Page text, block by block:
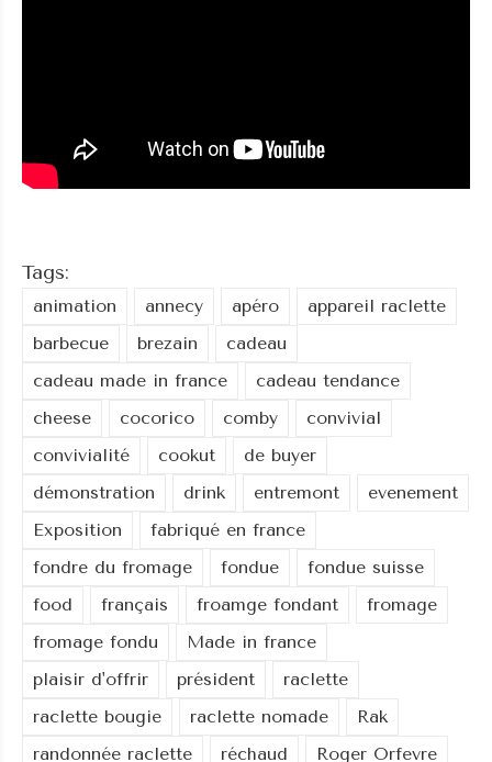
Tags:
animation annecy apéro
appareil raclette
barbecue
brezain
cadeau
cadeau made in france
cadeau tendance
cheese
cocorico comby
convivial
convivialité
cookut
de buyer
démonstration
drink entremont
evenement
Exposition
fabriqué en france
fondre du fromage
fondue
fondue suisse
food
français froamge fondant
fromage
fromage fondu
Made in france
plaisir d'offrir
président
raclette
raclette bougie
raclette nomade
Rak
randonnée raclette
réchaud
Roger Orfevre